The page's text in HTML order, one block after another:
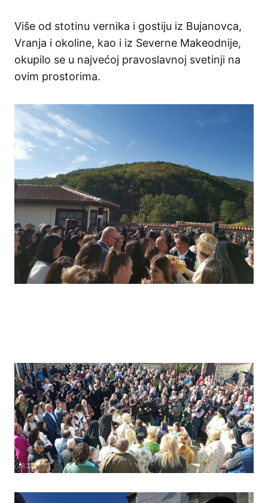
Više od stotinu vernika i gostiju iz Bujanovca,
Vranja i okoline, kao i iz Severne Makeodnije,
okupilo se u najvećoj pravoslavnoj svetinji na
ovim prostorima.